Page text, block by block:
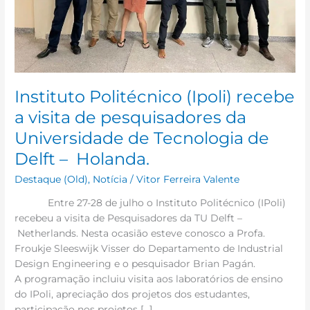
Instituto Politécnico (Ipoli) recebe
a visita de pesquisadores da
Universidade de Tecnologia de
Delft – Holanda.
Destaque (Old), Notícia /Vitor Ferreira Valente
Entre 27-28 de julho o Instituto Politécnico (IPoli)
recebeu a visita de Pesquisadores da TU Delft –
Netherlands. Nesta ocasião esteve conosco a Profa.
Froukje Sleeswijk Visser do Departamento de Industrial
Design Engineering e o pesquisador Brian Pagán.
A programação incluiu visita aos laboratórios de ensino
do IPoli, apreciação dos projetos dos estudantes,
Universidade
Tecnologia
de
Delft
Holanda.